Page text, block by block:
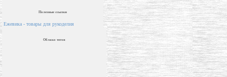
Полезные ссылки
Ежевика - товары для рукоделия
Облако тегов